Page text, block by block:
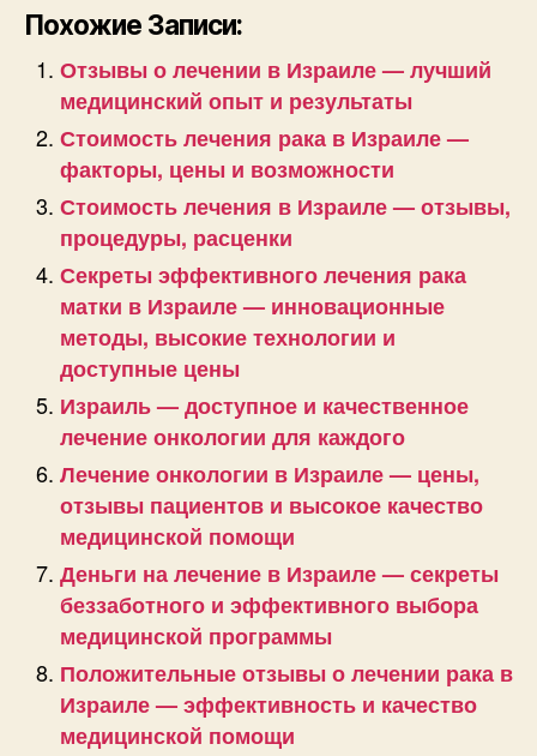
Похожие Записи:
Отзывы о лечении в Израиле — лучший
медицинский опыт и результаты
Стоимость лечения рака в Израиле —
факторы, цены и возможности
Стоимость лечения в Израиле — отзывы,
процедуры, расценки
Секреты эффективного лечения рака
матки в Израиле — инновационные
методы, высокие технологии и
доступные цены
Израиль — доступное и качественное
лечение онкологии для каждого
Лечение онкологии в Израиле — цены,
отзывы пациентов и высокое качество
медицинской помощи
Деньги на лечение в Израиле — секреты
беззаботного и эффективного выбора
медицинской программы
Положительные отзывы о лечении рака в
Израиле — эффективность и качество
медицинской помощи